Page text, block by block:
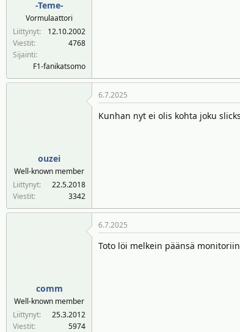
-Teme-
Vormulaattori
Liittynyt
12.10.2002
Viestit
4768
Sijainti
F1-fanikatsomo
ouzei
Well-known member
Liittynyt
22.5.2018
Viestit
3342
6.7.2025
Kunhan nyt ei olis kohta joku
comm
Well-known member
Liittynyt
25.3.2012
Viestit
5974
6.7.2025
Toto löi melkein päänsä monitoriin